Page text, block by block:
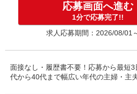
応募画面へ進む
1分で応募完了!!
求人応募期間：2026/08/01
面接なし・履歴書不要！応募から最短
代から40代まで幅広い年代の主婦・主